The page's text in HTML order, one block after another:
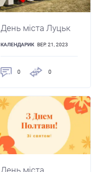
День міста Луцьк
КАЛЕНДАРИК ВЕР. 21, 2023
0 0
День міста